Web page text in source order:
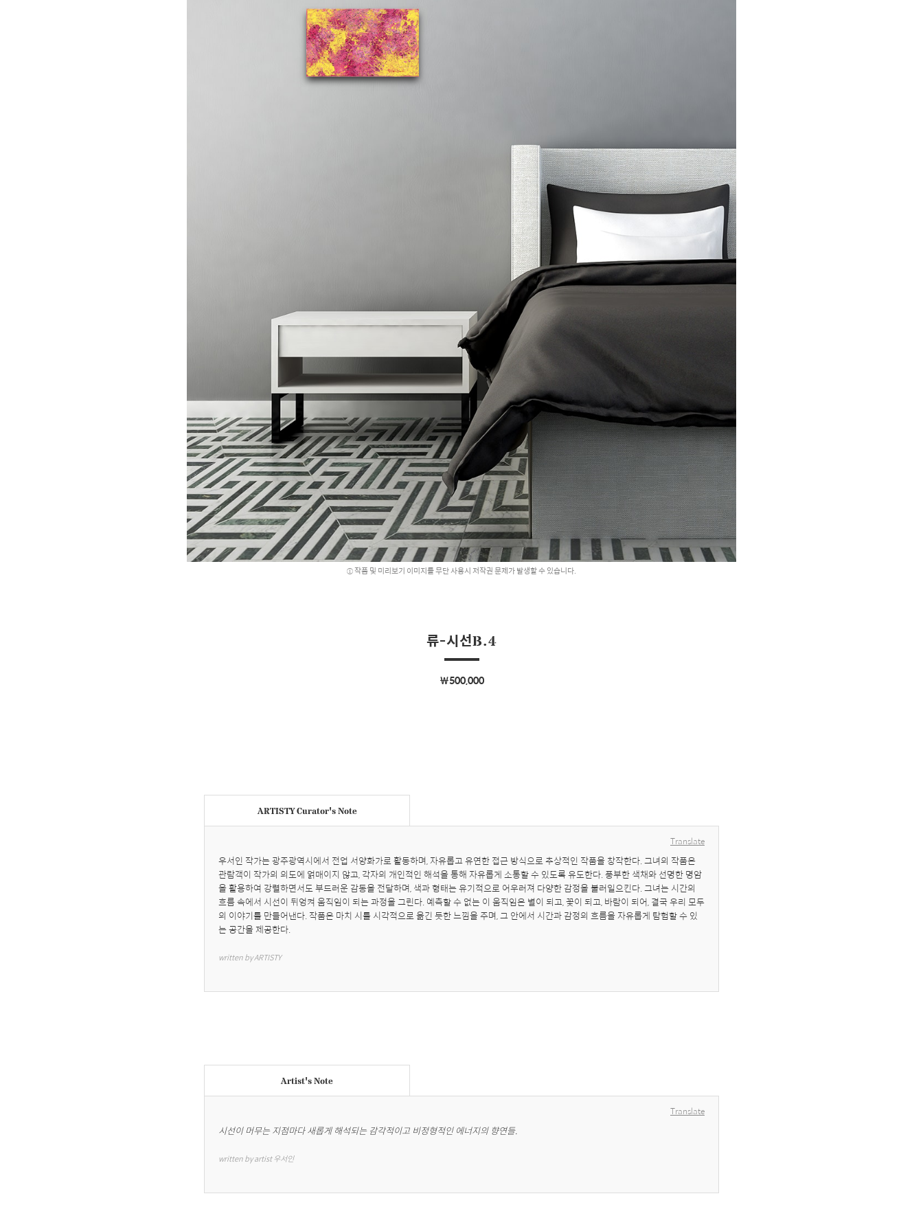
작품 및 미리보기 이미지를 무단 사용시 저작권 문제가 발생할 수 있습니다.
류-시선B.4
￦500,000
ARTISTY Curator's Note
Translate
우서인 작가는 광주광역시에서 전업 서양화가로 활동하며, 자유롭고 유연한 접근 방식으로 추상적인 작품을 창작한다. 그녀의 작품은
관람객이 작가의 의도에 얽매이지 않고, 각자의 개인적인 해석을 통해 자유롭게 소통할 수 있도록 유도한다. 풍부한 색채와 선명한 명암
을 활용하여 강렬하면서도 부드러운 감동을 전달하며, 색과 형태는 유기적으로 어우러져 다양한 감정을 불러일으킨다. 그녀는 시간의
흐름 속에서 시선이 뒤엉켜 움직임이 되는 과정을 그린다. 예측할 수 없는 이 움직임은 별이 되고, 꽃이 되고, 바람이 되어, 결국 우리 모두
의 이야기를 만들어낸다. 작품은 마치 시를 시각적으로 옮긴 듯한 느낌을 주며, 그 안에서 시간과 감정의 흐름을 자유롭게 탐험할 수 있
는 공간을 제공한다.
written by ARTISTY
Artist's Note
Translate
시선이 머무는 지점마다 새롭게 해석되는 감각적이고 비정형적인 에너지의 향연들.
written by artist 우서인